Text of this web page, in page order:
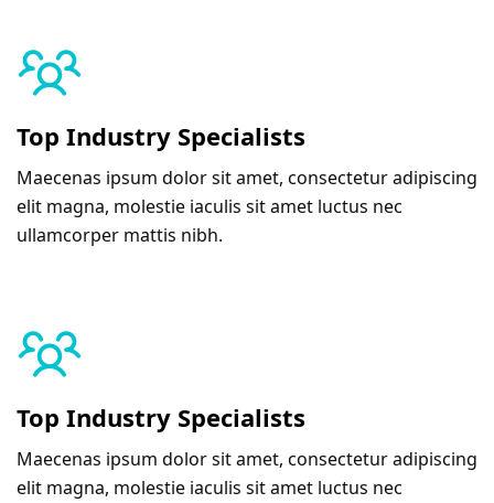
Top Industry Specialists
Maecenas ipsum dolor sit amet, consectetur adipiscing
elit magna, molestie iaculis sit amet luctus nec
ullamcorper mattis nibh.
Top Industry Specialists
Maecenas ipsum dolor sit amet, consectetur adipiscing
elit magna, molestie iaculis sit amet luctus nec